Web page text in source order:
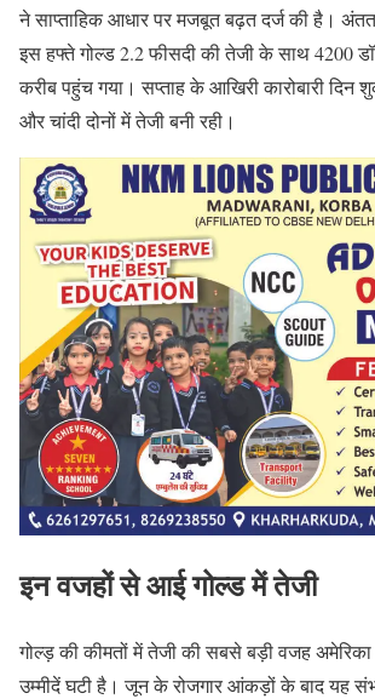
ने साप्ताहिक आधार पर मजबूत बढ़त दर्ज की है।
इस हफ्ते गोल्ड 2.2 फीसदी की तेजी के साथ 4200
करीब पहुंच गया। सप्ताह के आखिरी कारोबारी दिन
और चांदी दोनों में तेजी बनी रही।
इन वजहों से आई गोल्ड में तेजी
गोल्ड़ की कीमतों में तेजी की सबसे बड़ी वजह
उम्मीदें घटी है। जून के रोजगार आंकड़ों के बाद यह